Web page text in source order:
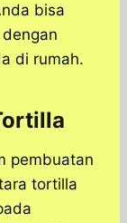
bisa
di rumah.
pembuatan
tortilla